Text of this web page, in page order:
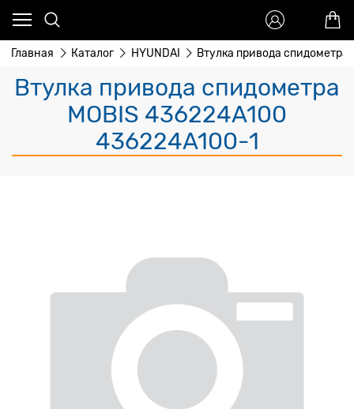
Главная Каталог HYUNDAI Втулка привода спидометра
Втулка привода спидометра
MOBIS 436224A100
436224A100-1